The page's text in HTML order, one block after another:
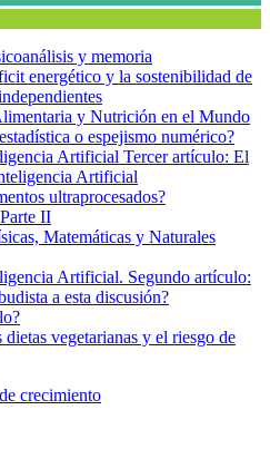
y memoria
energético y la sostenibilidad de
y Nutrición en el Mundo
o espejismo numérico?
Artificial Tercer artículo: El
Artificial
ultraprocesados?
II
Matemáticas y Naturales
Artificial. Segundo artículo:
a esta discusión?
vegetarianas y el riesgo de
crecimiento